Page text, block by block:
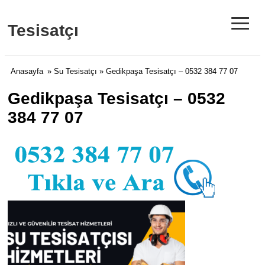
Tesisatçı ≡
Anasayfa » Su Tesisatçı » Gedikpaşa Tesisatçı – 0532 384 77 07
Gedikpaşa Tesisatçı – 0532
384 77 07